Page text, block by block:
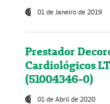
01 de Janeiro de 2019
Prestador
Cardiológicos
(51004346-0)
01 de Abril de 2020